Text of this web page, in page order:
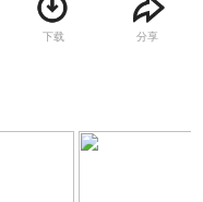
下载 分享